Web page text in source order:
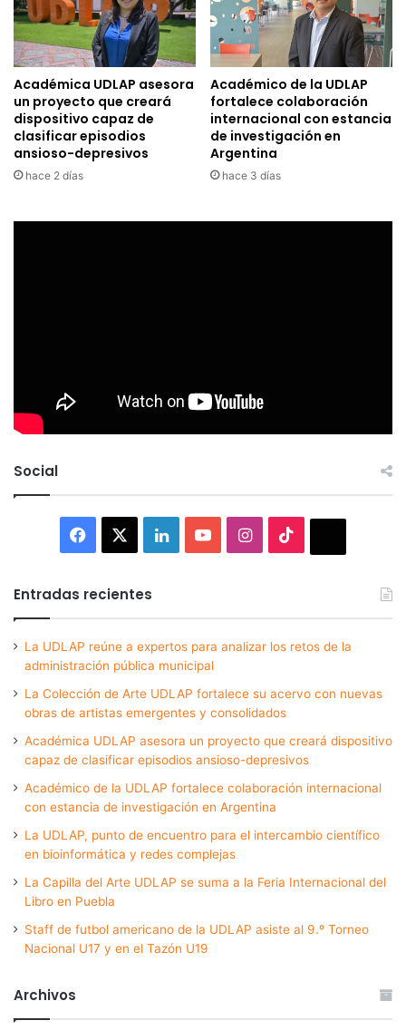
Académica UDLAP asesora
un proyecto que creará
dispositivo capaz de
clasificar episodios
ansioso-depresivos
hace 2 días
Académico de la UDLAP
fortalece colaboración
internacional con estancia
de investigación en
Argentina
hace 3 días
Social
Facebook LinkedInYouTubeInstagram
Entradas recientes
La UDLAP reúne a expertos para analizar los retos de la
administración pública municipal
La Colección de Arte UDLAP fortalece su acervo con nuevas
obras de artistas emergentes y consolidados
Académica UDLAP asesora un proyecto que creará dispositivo
capaz de clasificar episodios ansioso-depresivos
Académico de la UDLAP fortalece colaboración internacional
con estancia de investigación en Argentina
La UDLAP, punto de encuentro para el intercambio científico
en bioinformática y redes complejas
La Capilla del Arte UDLAP se suma a la Feria Internacional del
Libro en Puebla
Staff de futbol americano de la UDLAP asiste al 9.º Torneo
Nacional U17 y en el Tazón U19
Archivos